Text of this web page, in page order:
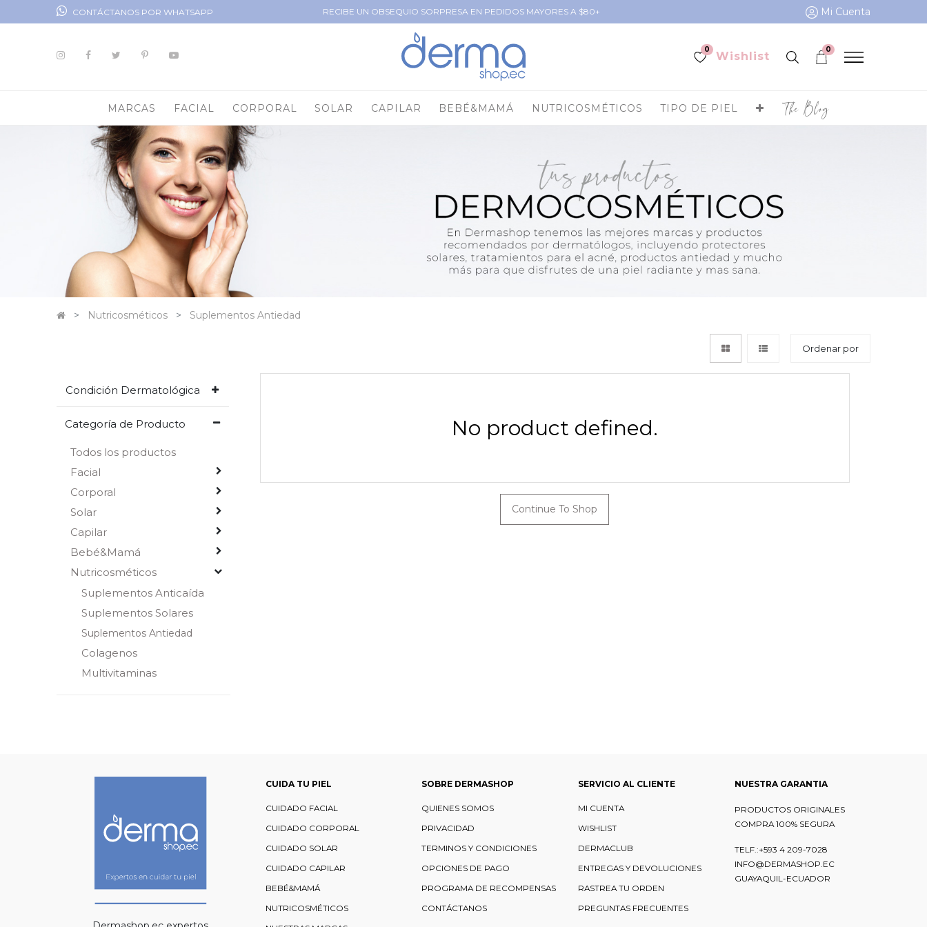
CONTÁCTANOS POR WHATSAPP RECIBE UN OBSEQUIO SORPRESA EN PEDIDOS MAYORES A $80+ Mi Cuenta
0
Wishlist
0
MARCAS FACIAL CORPORAL SOLAR CAPILAR BEBÉ&MAMÁ NUTRICOSMÉTICOS TIPO DE PIEL The Blog
Nutricosméticos Suplementos Antiedad
Ordenar por
Condición Dermatológica
Categoría de Producto
Todos los productos
Facial
Corporal
Solar
Capilar
Bebé&Mamá
Nutricosméticos
Suplementos Anticaída
Suplementos Solares
Suplementos Antiedad
Colagenos
Multivitaminas
No product defined.
Continue To Shop
CUIDA TU PIEL
CUIDADO FACIAL
CUIDADO CORPORAL
CUIDADO SOLAR
CUIDADO CAPILAR
BEBÉ&MAMÁ
NUTRICOSMÉTICOS
SOBRE DERMASHOP
QUIENES SOMOS
PRIVACIDAD
TERMINOS Y CONDICIONES
OPCIONES DE PAGO
PROGRAMA DE RECOMPENSAS
CONTÁCTANOS
SERVICIO AL CLIENTE
MI CUENTA
WISHLIST
DERMACLUB
ENTREGAS Y DEVOLUCIONES
RASTREA TU ORDEN
PREGUNTAS FRECUENTES
NUESTRA GARANTIA
PRODUCTOS ORIGINALES
COMPRA 100% SEGURA
TELF.:+593 4 209-7028
INFO@DERMASHOP.EC
GUAYAQUIL-ECUADOR